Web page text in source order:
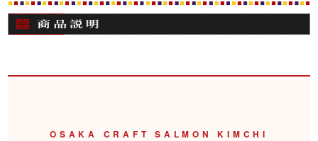
OSAKA CRAFT SALMON KIMCHI